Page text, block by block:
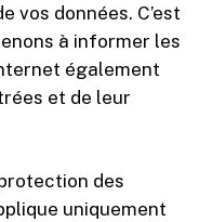
vos données. C’est
à informer les
également
et de leur
des
uniquement